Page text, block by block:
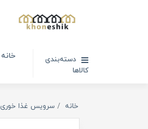
دسته‌بندی
کالاها
خانه
خانه سرویس غذا خوری